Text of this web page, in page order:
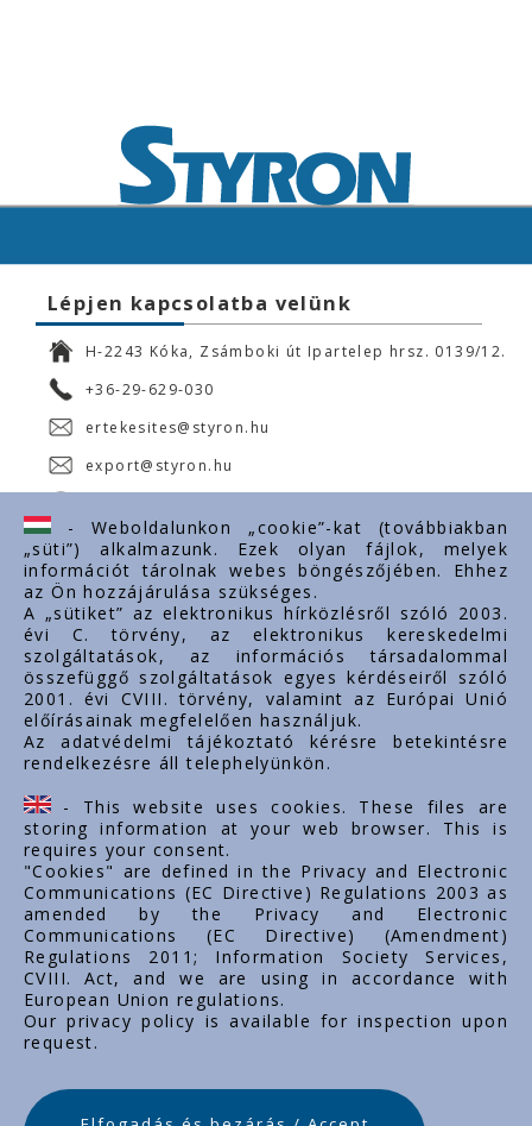
Lépjen kapcsolatba velünk
H-2243 Kóka, Zsámboki út Ipartelep hrsz. 0139/12.
+36-29-629-030
ertekesites@styron.hu
export@styron.hu
Fontos linkek
Rólunk
Dokumentumok
Kapcsolat
Karrier
Cég adatok
Tárhely adatok
Támogatások
- Weboldalunkon „cookie”-kat (továbbiakban
„süti”) alkalmazunk. Ezek olyan fájlok, melyek
információt tárolnak webes böngészőjében. Ehhez
az Ön hozzájárulása szükséges.
A „sütiket” az elektronikus hírközlésről szóló 2003.
évi C. törvény, az elektronikus kereskedelmi
szolgáltatások, az információs társadalommal
összefüggő szolgáltatások egyes kérdéseiről szóló
2001. évi CVIII. törvény, valamint az Európai Unió
előírásainak megfelelően használjuk.
Az adatvédelmi tájékoztató kérésre betekintésre
rendelkezésre áll telephelyünkön.
- This website uses cookies. These files are
storing information at your web browser. This is
requires your consent.
"Cookies" are defined in the Privacy and Electronic
Communications (EC Directive) Regulations 2003 as
amended by the Privacy and Electronic
Communications (EC Directive) (Amendment)
Regulations 2011; Information Society Services,
CVIII. Act, and we are using in accordance with
European Union regulations.
Our privacy policy is available for inspection upon
request.